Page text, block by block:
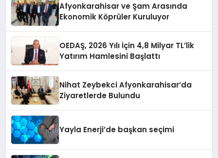
Afyonkarahisar ve Şam Arasında
Ekonomik Köprüler Kuruluyor
OEDAŞ, 2026 Yılı İçin 4,8 Milyar TL’lik
Yatırım Hamlesini Başlattı
Nihat Zeybekci Afyonkarahisar’da
Ziyaretlerde Bulundu
Yayla Enerji’de başkan seçimi